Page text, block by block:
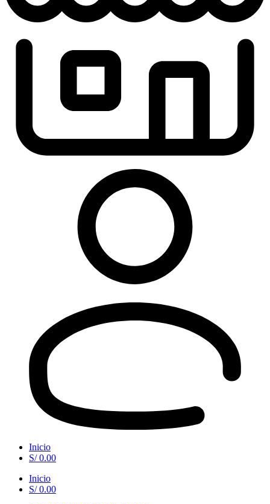
Inicio
S/0.00
Inicio
S/0.00